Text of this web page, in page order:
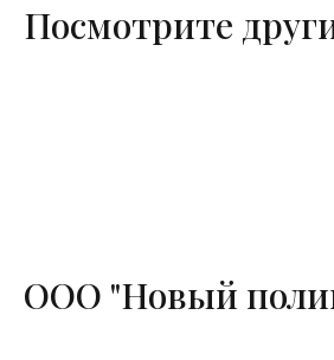
Посмотрите
ООО "Новый